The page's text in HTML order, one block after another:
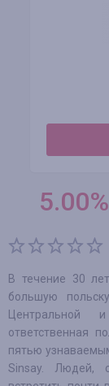
5.00%
В течение 30
большую
ответственная
пятью
Sinsay. Людей,